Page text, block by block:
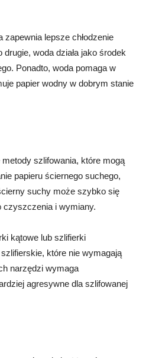
lepsze chłodzenie
woda działa jako środek
Ponadto, woda pomaga w
papier wodny w dobrym stanie
szlifowania, które mogą
papieru ściernego suchego,
suchy może szybko się
czyszczenia i wymiany.
kątowe lub szlifierki
które nie wymagają
narzędzi wymaga
agresywne dla szlifowanej